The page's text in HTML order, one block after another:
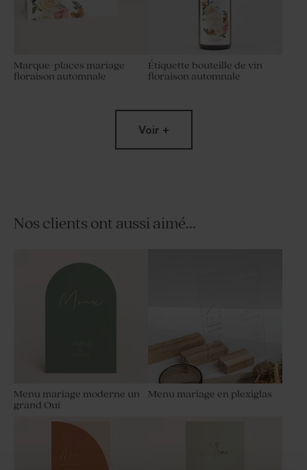
Marque-places mariage
floraison automnale
Étiquette bouteille de vin
floraison automnale
senteur Fleur Hibiscus
Voir +
Nos clients ont aussi aimé...
Menu mariage moderne un
grand Oui
Menu mariage en plexiglas